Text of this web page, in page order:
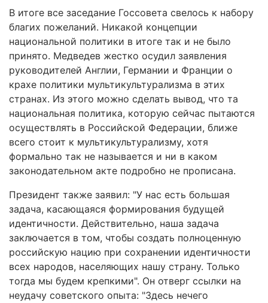
В итоге все заседание Госсовета свелось к набору
благих пожеланий. Никакой концепции
национальной политики в итоге так и не было
принято. Медведев жестко осудил заявления
руководителей Англии, Германии и Франции о
крахе политики мультикультурализма в этих
странах. Из этого можно сделать вывод, что та
национальная политика, которую сейчас пытаются
осуществлять в Российской Федерации, ближе
всего стоит к мультикультурализму, хотя
формально так не называется и ни в каком
законодательном акте подробно не прописана.
Президент также заявил: "У нас есть большая
задача, касающаяся формирования будущей
идентичности. Действительно, наша задача
заключается в том, чтобы создать полноценную
российскую нацию при сохранении идентичности
всех народов, населяющих нашу страну. Только
тогда мы будем крепкими". Он отверг ссылки на
неудачу советского опыта: "Здесь нечего